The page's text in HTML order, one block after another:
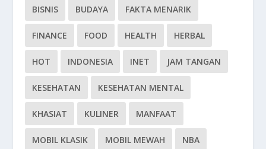
BISNIS BUDAYA FAKTA MENARIK
FINANCE FOOD HEALTH HERBAL
HOT INDONESIA INET JAM TANGAN
KESEHATAN KESEHATAN MENTAL
KHASIAT KULINER MANFAAT
MOBIL KLASIK MOBIL MEWAH NBA